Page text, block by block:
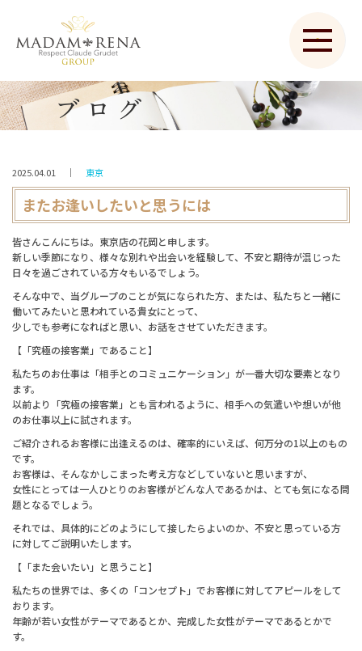
ブログ
2025.04.01 ｜ 東京
またお逢いしたいと思うには
皆さんこんにちは。東京店の花岡と申します。
新しい季節になり、様々な別れや出会いを経験して、不安と期待が混じった
日々を過ごされている方々もいるでしょう。
そんな中で、当グループのことが気になられた方、または、私たちと一緒に
働いてみたいと思われている貴女にとって、
少しでも参考になればと思い、お話をさせていただきます。
【「究極の接客業」であること】
私たちのお仕事は「相手とのコミュニケーション」が一番大切な要素となり
ます。
以前より「究極の接客業」とも言われるように、相手への気遣いや想いが他
のお仕事以上に試されます。
ご紹介されるお客様に出逢えるのは、確率的にいえば、何万分の1以上のもの
です。
お客様は、そんなかしこまった考え方などしていないと思いますが、
女性にとっては一人ひとりのお客様がどんな人であるかは、とても気になる問
題となるでしょう。
それでは、具体的にどのようにして接したらよいのか、不安と思っている方
に対してご説明いたします。
【「また会いたい」と思うこと】
私たちの世界では、多くの「コンセプト」でお客様に対してアピールをして
おります。
年齢が若い女性がテーマであるとか、完成した女性がテーマであるとかで
す。